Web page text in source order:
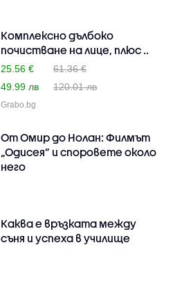
Комплексно дълбоко
почистване на лице, плюс ..
25.56 €
61.36 €
49.99 лв
120.01 лв
Grabo.bg
От Омир до Нолан: Филмът
„Одисея” и споровете около
него
Каква е връзката между
съня и успеха в училище